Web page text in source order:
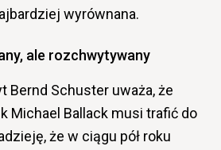
wyrównana.
ale rozchwytywany
Bernd Schuster uważa, że
Michael Ballack musi trafić do
że w ciągu pół roku